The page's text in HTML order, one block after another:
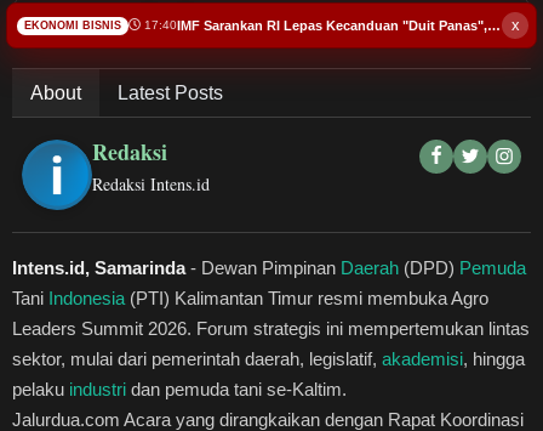
Hukum dan Kriminal
Kesehatan
Olahraga
Pariwisata
Healthstyle
Essai
Bacakan Artikel
About Latest Posts
Redaksi
Redaksi Intens.id
Intens.id, Samarinda- Dewan Pimpinan Daerah (DPD) Pemuda
Tani Indonesia (PTI) Kalimantan Timur resmi membuka Agro
Leaders Summit 2026. Forum strategis ini mempertemukan lintas
sektor, mulai dari pemerintah daerah, legislatif, akademisi, hingga
pelaku industri dan pemuda tani se-Kaltim.
Jalurdua.com Acara yang dirangkaikan dengan Rapat Koordinasi
x
EKONOMI BISNIS 17:40 IMF Sarankan RI Lepas Kecanduan "Duit Panas", Bikin Ekonomi Rentan